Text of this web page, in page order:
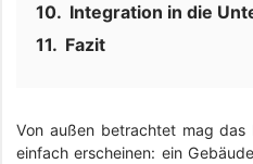
Integration in die
Fazit
Von außen betrachtet mag das
einfach erscheinen: ein